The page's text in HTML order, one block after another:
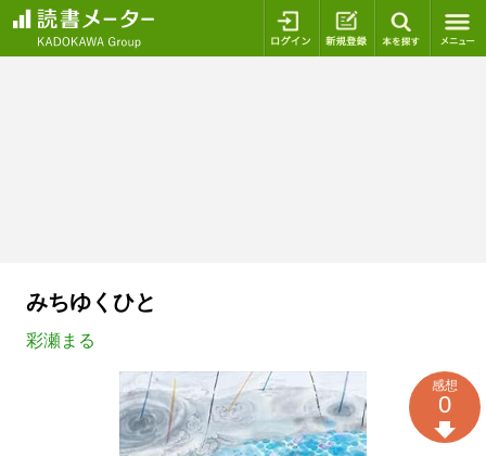
ログイン 新規登録
みちゆくひと
彩瀬まる
感想
0